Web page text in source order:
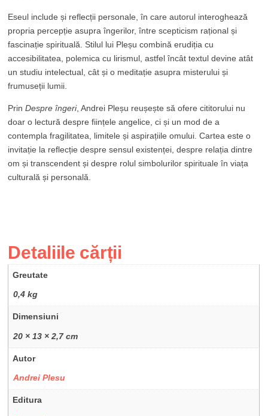
Eseul include și reflecții personale, în care autorul interoghează
propria percepție asupra îngerilor, între scepticism rațional și
fascinație spirituală. Stilul lui Pleșu combină erudiția cu
accesibilitatea, polemica cu lirismul, astfel încât textul devine atât
un studiu intelectual, cât și o meditație asupra misterului și
frumuseții lumii.
PrinDespre îngeri, Andrei Pleșu reușește să ofere cititorului nu
doar o lectură despre ființele angelice, ci și un mod de a
contempla fragilitatea, limitele și aspirațiile omului. Cartea este o
invitație la reflecție despre sensul existenței, despre relația dintre
om și transcendent și despre rolul simbolurilor spirituale în viața
culturală și personală.
Detaliile cărții
Greutate
0,4 kg
Dimensiuni
20 × 13 × 2,7 cm
Autor
Andrei Plesu
Editura